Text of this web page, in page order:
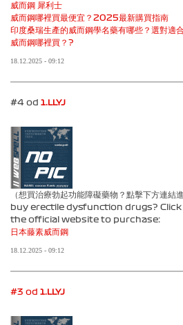
威而鋼 犀利士
威而鋼哪裡買最便宜？2025最新購買指南
印度桑瑞生產的威而鋼學名藥有哪些？選對適
威而鋼哪裡買？?
18.12.2025 - 09:12
#4 od 1.LLYJ
（想買治療勃起功能障礙藥物？點擊下方連
buy erectile dysfunction drugs?
the official website to purchase:
日本藤素威而鋼
18.12.2025 - 09:12
#3 od 1.LLYJ